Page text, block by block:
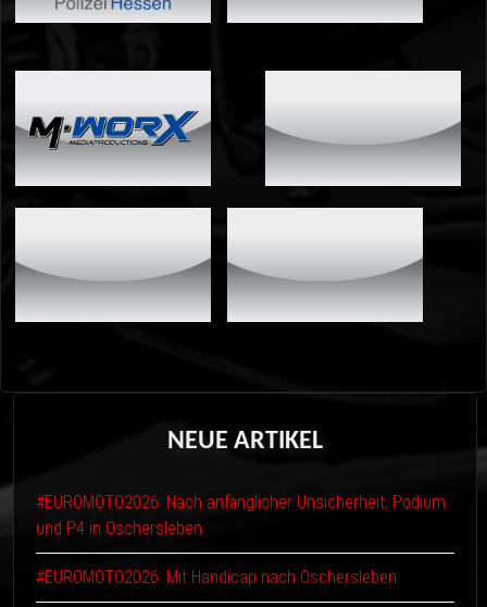
NEUE ARTIKEL
#EUROMOTO2026: Nach anfänglicher Unsicherheit, Podium
und P4 in Oschersleben
#EUROMOTO2026: Mit Handicap nach Oschersleben